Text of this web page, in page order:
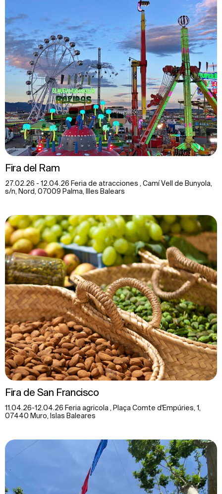
Fira del Ram
27.02.26 - 12.04.26 Feria de atracciones , Camí Vell de Bunyola,
s/n, Nord, 07009 Palma, Illes Balears
Fira de San Francisco
11.04.26-12.04.26 Feria agricola , Plaça Comte d'Empúries, 1,
07440 Muro, Islas Baleares